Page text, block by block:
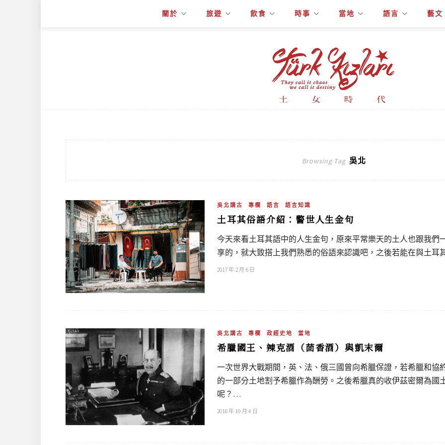
關於 旅遊 飲食 時事 當地 語言 藝文
Browsing Tag 吳北
吳北講古 專欄 語言 語言知識
土耳其俗語介紹：警世人生金句
今天來看土耳其語中的人生金句，原來平常樂天的土人也跟我們
享的，就大致搭上我們熟悉的俗語來認識吧，之後若能在與土
2017 年 2 月 6 日
吳北講古 專欄 政經史地 當地
希臘國王、辣克酒（茴香酒）與凱末爾
一次世界大戰期間，英、法、俄三國曾向希臘保證，若希臘和協
的一部分土地割予希臘作為酬勞。之後希臘真的收伊茲密爾為國
呢？…
2016 年 10 月 4 日